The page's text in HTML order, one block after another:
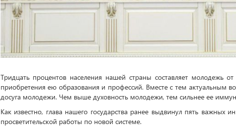
Тридцать процентов населения нашей страны составляет молодежь
приобретения ею образования и профессий. Вместе с тем актуальным
досуга молодежи. Чем выше духовность молодежи, тем сильнее ее
Как известно, глава нашего государства ранее выдвинул пять важных
просветительской работы по новой системе.